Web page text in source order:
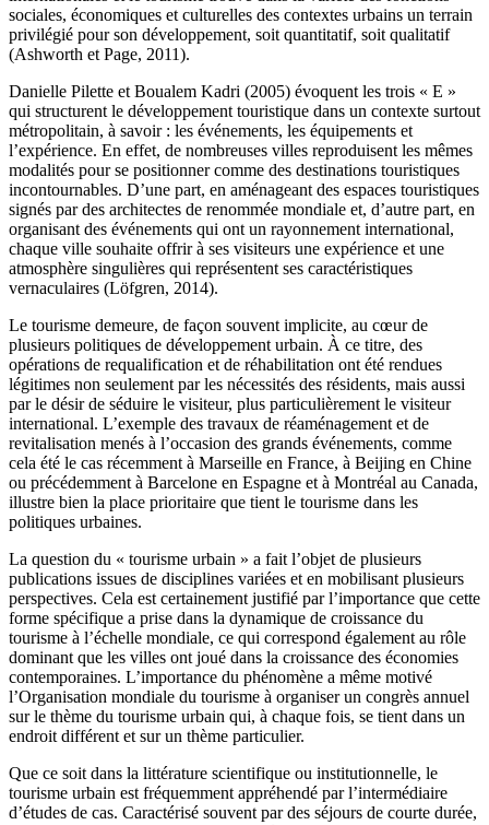
sociales, économiques et culturelles des contextes urbains un terrain
privilégié pour son développement, soit quantitatif, soit qualitatif
(Ashworth et Page, 2011).
Danielle Pilette et Boualem Kadri (2005) évoquent les trois « E »
qui structurent le développement touristique dans un contexte surtout
métropolitain, à savoir : les événements, les équipements et
l’expérience. En effet, de nombreuses villes reproduisent les mêmes
modalités pour se positionner comme des destinations touristiques
incontournables. D’une part, en aménageant des espaces touristiques
signés par des architectes de renommée mondiale et, d’autre part, en
organisant des événements qui ont un rayonnement international,
chaque ville souhaite offrir à ses visiteurs une expérience et une
atmosphère singulières qui représentent ses caractéristiques
vernaculaires (Löfgren, 2014).
Le tourisme demeure, de façon souvent implicite, au cœur de
plusieurs politiques de développement urbain. À ce titre, des
opérations de requalification et de réhabilitation ont été rendues
légitimes non seulement par les nécessités des résidents, mais aussi
par le désir de séduire le visiteur, plus particulièrement le visiteur
international. L’exemple des travaux de réaménagement et de
revitalisation menés à l’occasion des grands événements, comme
cela été le cas récemment à Marseille en France, à Beijing en Chine
ou précédemment à Barcelone en Espagne et à Montréal au Canada,
illustre bien la place prioritaire que tient le tourisme dans les
politiques urbaines.
La question du « tourisme urbain » a fait l’objet de plusieurs
publications issues de disciplines variées et en mobilisant plusieurs
perspectives. Cela est certainement justifié par l’importance que cette
forme spécifique a prise dans la dynamique de croissance du
tourisme à l’échelle mondiale, ce qui correspond également au rôle
dominant que les villes ont joué dans la croissance des économies
contemporaines. L’importance du phénomène a même motivé
l’Organisation mondiale du tourisme à organiser un congrès annuel
sur le thème du tourisme urbain qui, à chaque fois, se tient dans un
endroit différent et sur un thème particulier.
Que ce soit dans la littérature scientifique ou institutionnelle, le
tourisme urbain est fréquemment appréhendé par l’intermédiaire
d’études de cas. Caractérisé souvent par des séjours de courte durée,